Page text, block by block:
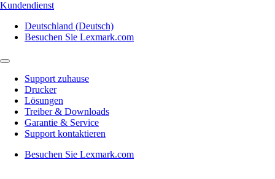
Kundendienst
Deutschland (Deutsch)
Besuchen Sie Lexmark.com
Support zuhause
Drucker
Lösungen
Treiber & Downloads
Garantie & Service
Support kontaktieren
Besuchen Sie Lexmark.com